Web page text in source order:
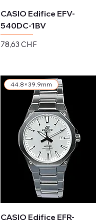
CASIO Edifice EFV-
540DC-1BV
Preis
78,63 CHF
44.8×39.9mm
CASIO Edifice EFR-